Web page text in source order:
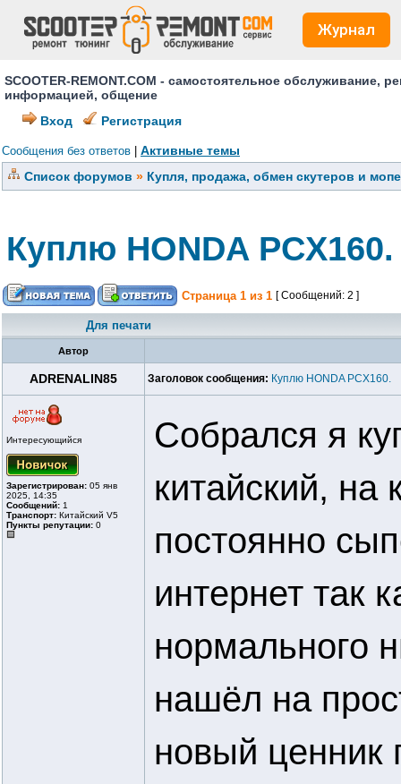
Журнал
SCOOTER-REMONT.COM - самостоятельное
информацией, общение
Вход
Регистрация
Сообщения без ответов
Активные темы
Список форумов » Купля, продажа, обмен скутеров и
Куплю HONDA PCX160.
Страница 1 из 1 [ Сообщений: 2 ]
Для печати
Автор
ADRENALIN85 Заголовок сообщения: Куплю HONDA PCX160.
Интересующийся
Зарегистрирован: 05 янв
2025, 14:35
Сообщений: 1
Транспорт: Китайский V5
Пункты репутации: 0
Собрался я
китайский, на
постоянно
интернет так
нормального
нашёл на
новый ценник